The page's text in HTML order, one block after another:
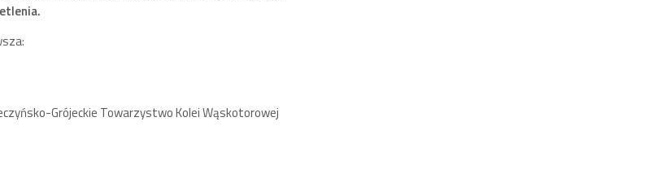
Grójeckie Towarzystwo Kolei Wąskotorowej